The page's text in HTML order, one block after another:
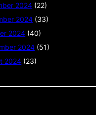
2024 (22)
2024 (33)
2024 (40)
2024 (51)
2024 (23)